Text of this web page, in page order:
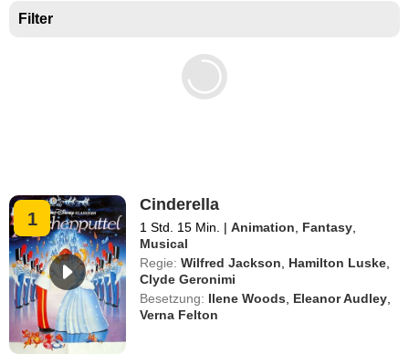
Filter
1
Cinderella
1 Std. 15 Min. | Animation Fantasy
Musical
Regie: Wilfred Jackson Hamilton Luske
Clyde Geronimi
Besetzung: Ilene Woods Eleanor Audley
Verna Felton